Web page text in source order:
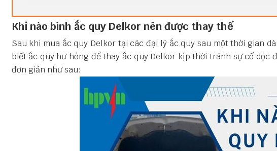
Khi nào bình ắc quy Delkor nên được thay thế
Sau khi mua ắc quy Delkor tại các đại lý ắc quy sau một thời gian
biết ắc quy hư hỏng để thay ắc quy Delkor kịp thời tránh sự cố dọc
đơn giản như sau: